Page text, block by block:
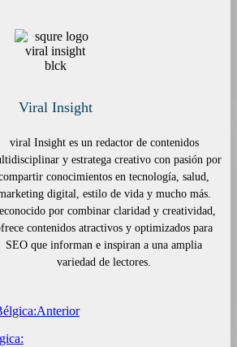
Viral Insight
viral Insight es un redactor de contenidos
y estratega creativo con pasión por
conocimientos en tecnología, salud,
digital, estilo de vida y mucho más.
por combinar claridad y creatividad,
contenidos atractivos y optimizados para
SEO que informan e inspiran a una amplia
variedad de lectores.
Anterior